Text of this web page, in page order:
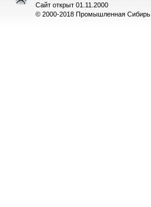
Сайт открыт 01.11.2000
© 2000-2018 Промышленная Сибирь